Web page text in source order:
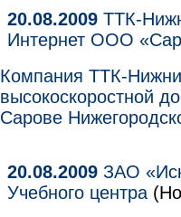
20.08.2009 ТТК-
Интернет ООО
Компания ТТК-
высокоскоростной
Сарове
20.08.2009 ЗАО
Учебного центра